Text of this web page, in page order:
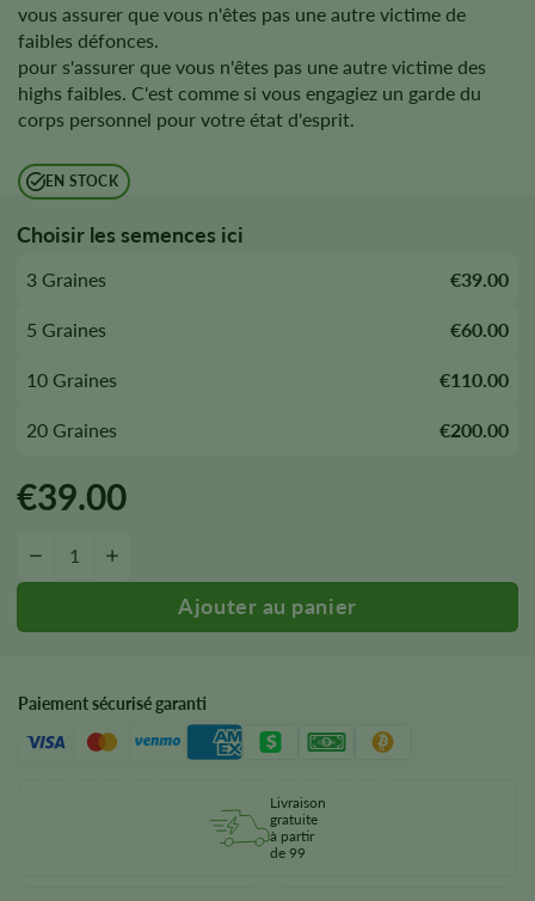
vous assurer que vous n'êtes pas une autre victime de
faibles défonces.
pour s'assurer que vous n'êtes pas une autre victime des
highs faibles. C'est comme si vous engagiez un garde du
corps personnel pour votre état d'esprit.
EN STOCK
Choisir les semences ici
3 Graines €39.00
5 Graines €60.00
10 Graines €110.00
20 Graines €200.00
€39.00
-
Paiement sécurisé garanti
Livraison
gratuite
à partir
de 99